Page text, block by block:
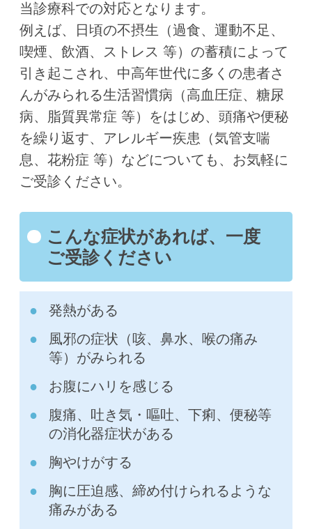
当診療科での対応となります。
例えば、日頃の不摂生（過食、運動不足、
喫煙、飲酒、ストレス 等）の蓄積によって
引き起こされ、中高年世代に多くの患者さ
んがみられる生活習慣病（高血圧症、糖尿
病、脂質異常症 等）をはじめ、頭痛や便秘
を繰り返す、アレルギー疾患（気管支喘
息、花粉症 等）などについても、お気軽に
ご受診ください。
こんな症状があれば、一度
ご受診ください
発熱がある
風邪の症状（咳、鼻水、喉の痛み
等）がみられる
お腹にハリを感じる
腹痛、吐き気・嘔吐、下痢、便秘等
の消化器症状がある
胸やけがする
胸に圧迫感、締め付けられるような
痛みがある